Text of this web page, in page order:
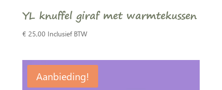
YL knuffel giraf met warmtekussen
€ 25,00 Inclusief BTW
Aanbieding!